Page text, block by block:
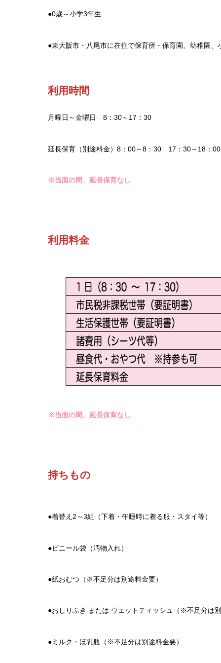
●0歳～小学3年生
●東大阪市・八尾市に在住で保育所・保育園、幼稚園、
利用時間
月曜日～金曜日 8：30～17：30
延長保育（別途料金）8：00～8：30 17：30～18：00
※当面の間、延長保育なし
利用料金
※当面の間、延長保育なし
持ちもの
●着替え2～3組（下着・午睡時に着る服・スタイ等）
●ビニール袋（汚物入れ）
●紙おむつ（※不足分は別途料金要）
●おしりふき または ウェットティッシュ（※不足分は別
●ミルク・ほ乳瓶（※不足分は別途料金要）